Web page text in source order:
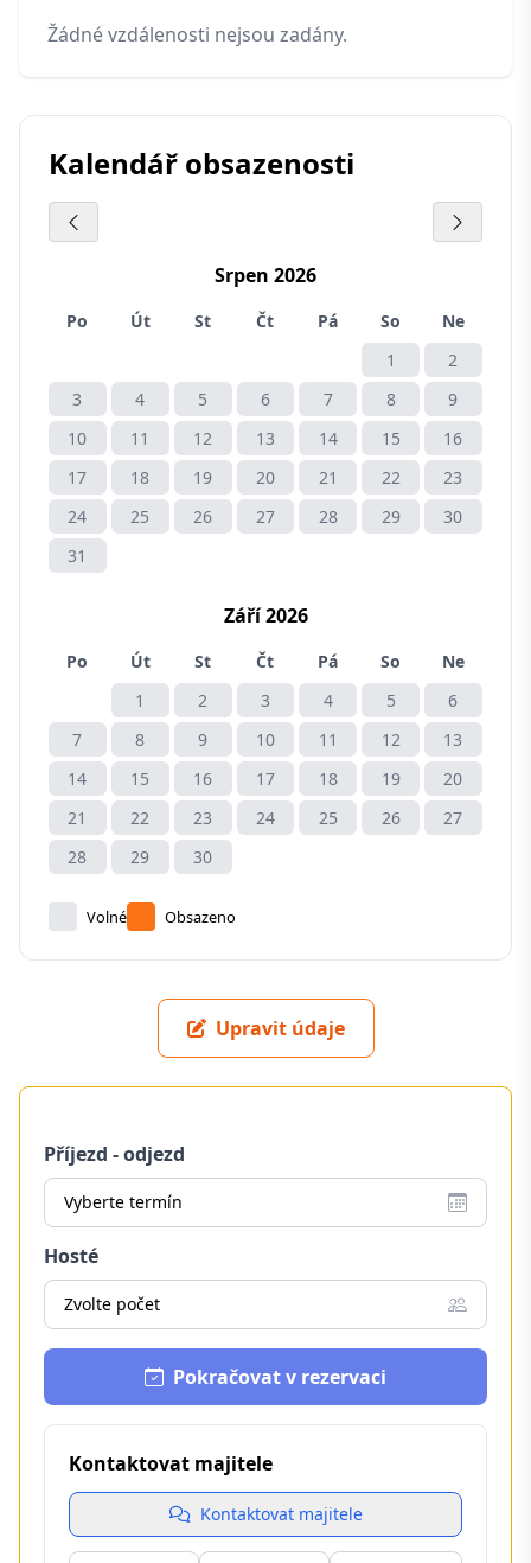
Žádné vzdálenosti nejsou zadány.
Kalendář obsazenosti
Srpen 2026
Po Út St Čt Pá So
Ne
1
2
3
4 5 6 7 8
9
10
11 12 13 14 15
16
17
18 19 20 21 22
23
24
25 26 27 28 29
30
31
Září 2026
Po Út St Čt Pá So
Ne
1
2 3 4 5
6
7
8 9 10 11 12
13
14
15 16 17 18 19
20
21
22 23 24 25 26
27
28
29 30
Volné Obsazeno
Upravit údaje
Příjezd - odjezd
Vyberte termín
Hosté
Zvolte počet
Pokračovat v rezervaci
Kontaktovat majitele
Kontaktovat majitele